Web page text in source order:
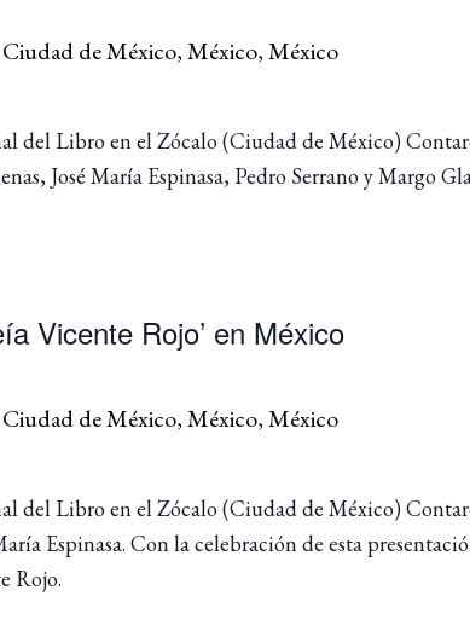
de México, México, México
del Libro en el Zócalo (Ciudad de México)
José María Espinasa, Pedro Serrano y Margo
Vicente Rojo’ en México
de México, México, México
del Libro en el Zócalo (Ciudad de México)
Espinasa. Con la celebración de esta
Rojo.